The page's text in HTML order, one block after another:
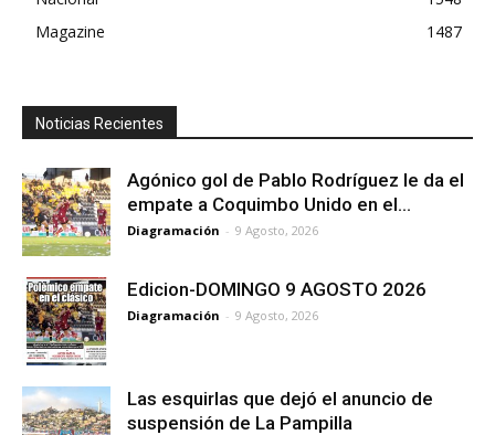
Magazine
1487
Noticias Recientes
Agónico gol de Pablo Rodríguez le da el
empate a Coquimbo Unido en el...
Diagramación - 9 Agosto, 2026
Edicion-DOMINGO 9 AGOSTO 2026
Diagramación - 9 Agosto, 2026
Las esquirlas que dejó el anuncio de
suspensión de La Pampilla